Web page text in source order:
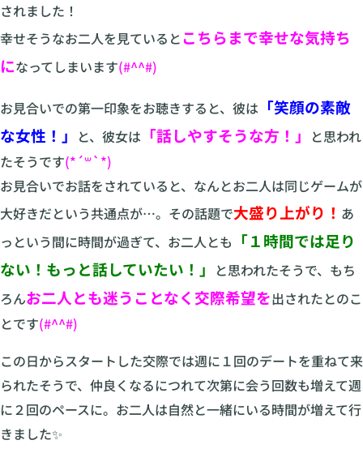
されました！
幸せそうなお二人を見ているとこちらまで幸せな気持ち
になってしまいます(#^^#)
お見合いでの第一印象をお聴きすると、彼は 「笑顔の素敵
な女性！」
と、彼女は 「話しやすそうな方！」
と思われ
たそうです(*´꒳`*)
お見合いでお話をされていると、なんとお二人は同じゲームが
大好きだという共通点が…。その話題で大盛り上がり！ あ
っという間に時間が過ぎて、お二人とも 「１時間では足り
ない！もっと話していたい！」
と思われたそうで、もち
ろんお二人とも迷うことなく交際希望を出されたとのこ
とです(#^^#)
この日からスタートした交際では週に１回のデートを重ねて来
られたそうで、仲良くなるにつれて次第に会う回数も増えて週
に２回のペースに。お二人は自然と一緒にいる時間が増えて行
きました✨